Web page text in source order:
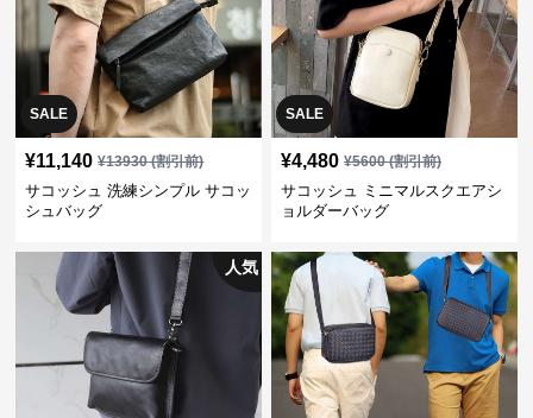
SALE
¥11,140 ¥13930(割引前)
サコッシュ 洗練シンプル サコッ
シュバッグ
SALE
¥4,480 ¥5600(割引前)
サコッシュ ミニマルスクエアシ
ョルダーバッグ
人気